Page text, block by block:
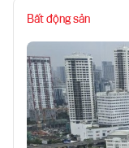
Bất động sản